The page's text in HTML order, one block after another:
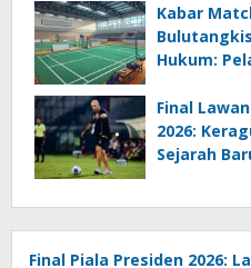
Kabar
Hukum:
Final
2026:
Sejarah
Final Piala Presiden 2026: